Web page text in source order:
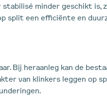
stabilisé minder geschikt
split een efficiënte en
Bij heraanleg kan de
van klinkers leggen op